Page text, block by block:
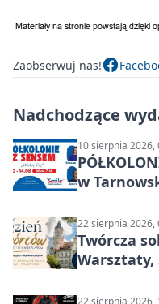
Zaobserwuj nas!
Nadchodzące
10 sierpnia 2026,
w
22 sierpnia 2026,
Twórcza
22 sierpnia 2026,